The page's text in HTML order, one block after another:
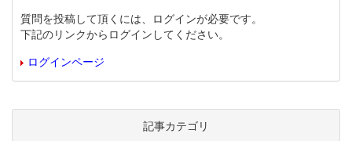
質問を投稿して頂くには、ログインが必要です。
下記のリンクからログインしてください。
ログインページ
記事カテゴリ